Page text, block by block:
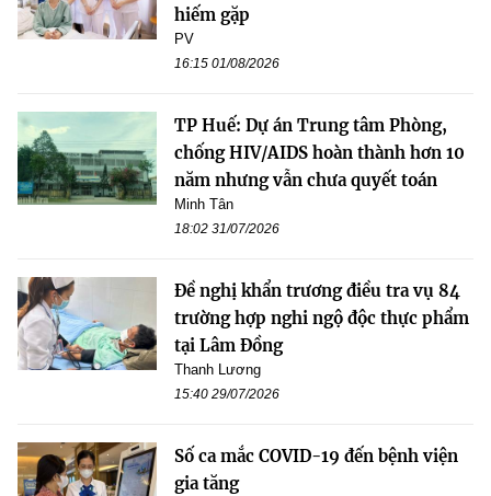
hiếm gặp
PV
16:15 01/08/2026
TP Huế: Dự án Trung tâm Phòng,
chống HIV/AIDS hoàn thành hơn 10
năm nhưng vẫn chưa quyết toán
Minh Tân
18:02 31/07/2026
Đề nghị khẩn trương điều tra vụ 84
trường hợp nghi ngộ độc thực phẩm
tại Lâm Đồng
Thanh Lương
15:40 29/07/2026
Số ca mắc COVID-19 đến bệnh viện
gia tăng